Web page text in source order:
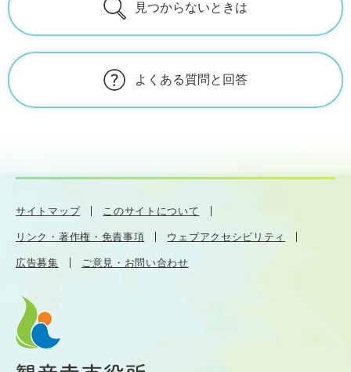
見つからないときは
よくある質問と回答
サイトマップ このサイトについて
リンク・著作権・免責事項 ウェブアクセシビリティ
広告募集 ご意見・お問い合わせ